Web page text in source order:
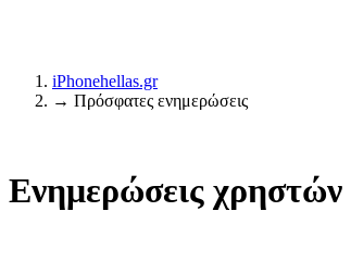
iPhonehellas.gr
→ Πρόσφατες ενημερώσεις
Ενημερώσεις χρηστών